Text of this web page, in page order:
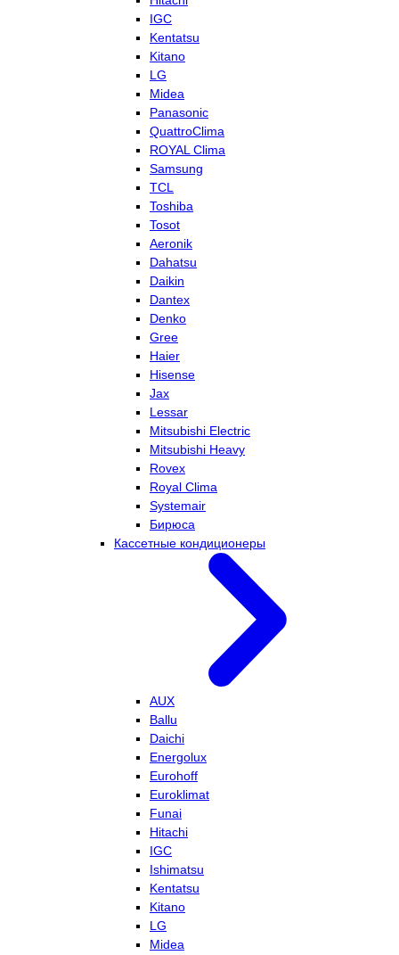
IGC
Kentatsu
Kitano
LG
Midea
Panasonic
QuattroClima
ROYAL Clima
Samsung
TCL
Toshiba
Tosot
Aeronik
Dahatsu
Daikin
Dantex
Denko
Gree
Haier
Hisense
Jax
Lessar
Mitsubishi Electric
Mitsubishi Heavy
Rovex
Royal Clima
Systemair
Бирюса
Кассетные кондиционеры
AUX
Ballu
Daichi
Energolux
Eurohoff
Euroklimat
Funai
Hitachi
IGC
Ishimatsu
Kentatsu
Kitano
LG
Midea